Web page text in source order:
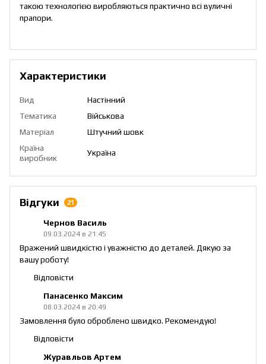
такою технологією виробляються практично всі вуличні
прапори.
Характеристики
Вид
Настінний
Тематика
Військова
Матеріал
Штучний шовк
Країна
виробник
Україна
Відгуки 21
Чернов Василь
09.03.2024 в 21:45
Вражений швидкістю і уважністю до деталей. Дякую за
вашу роботу!
Відповісти
Панасенко Максим
08.03.2024 в 20:49
Замовлення було оброблено швидко. Рекомендую!
Відповісти
Журавльов Артем